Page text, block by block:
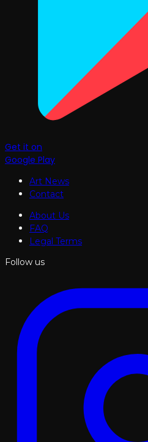
Get it on
Google Play
Art News
Contact
About Us
FAQ
Legal Terms
Follow us